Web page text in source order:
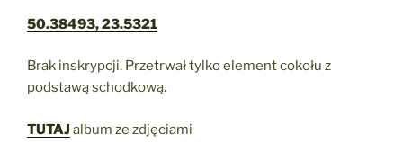
50.38493, 23.5321
Brak inskrypcji. Przetrwał tylko element cokołu z
podstawą schodkową.
TUTAJ album ze zdjęciami